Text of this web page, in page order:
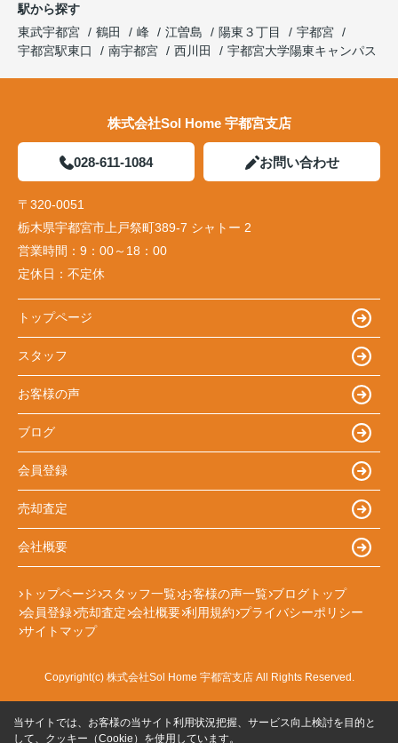
駅から探す
東武宇都宮
鶴田 峰 江曽島 陽東３丁目
宇都宮
宇都宮駅東口
南宇都宮 西川田 宇都宮大学陽東キャンパス
株式会社Sol Home 宇都宮支店
028-611-1084 お問い合わせ
〒320-0051
栃木県宇都宮市上戸祭町389-7 シャトー 2
営業時間： 9：00～18：00
定休日： 不定休
トップページ
スタッフ
お客様の声
ブログ
会員登録
売却査定
会社概要
トップページ スタッフ一覧 お客様の声一覧 ブログトップ
会員登録 売却査定 会社概要 利用規約 プライバシーポリシー
サイトマップ
Copyright(c) 株式会社Sol Home 宇都宮支店 All Rights Reserved.
当サイトでは、お客様の当サイト利用状況把握、サービス向上検討を目的と
して、クッキー（Cookie）を使用しています。